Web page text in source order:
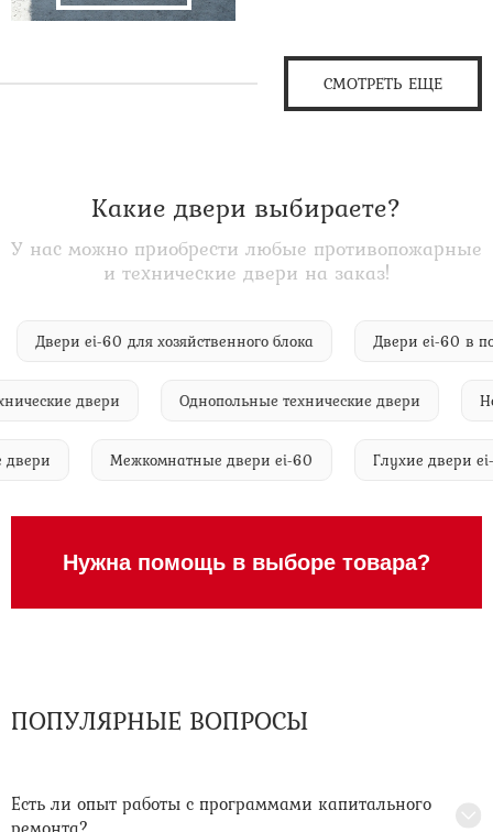
СМОТРЕТЬ ЕЩЕ
Какие двери выбираете?
У нас можно приобрести любые противопожарные
и технические двери на заказ!
Двери ei-60 для хозяйственного блока Двери ei-60
двери Однопольные технические двери
двери Межкомнатные двери ei-60 Глухие
Нужна помощь в выборе товара?
ПОПУЛЯРНЫЕ ВОПРОСЫ
Есть ли опыт работы с программами капитального